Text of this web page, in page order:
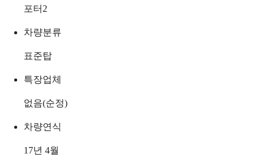
포터2
차량분류
표준탑
특장업체
없음(순정)
차량연식
17년 4월